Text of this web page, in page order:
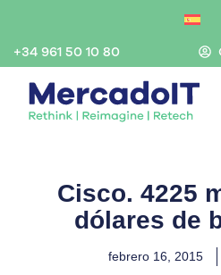
contenido
+34 961 50 10 80
Cisco. 4225
dólares de
febrero 16, 2015